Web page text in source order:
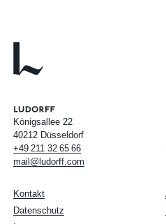
Königsallee 22
40212 Düsseldorf
+49 211 32 65 66
mail@ludorff.com
Kontakt
Datenschutz